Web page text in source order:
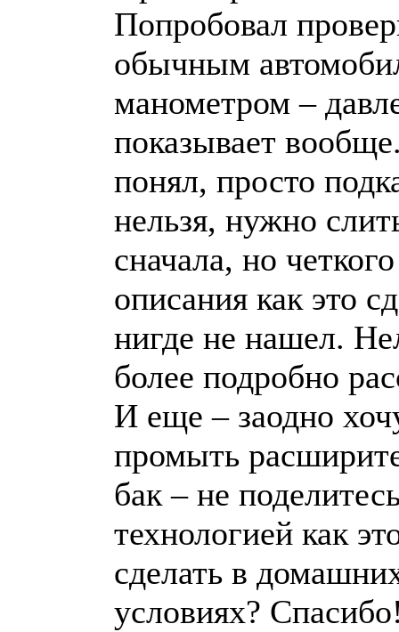
Попробовал
обычным
манометром –
показывает
понял, просто
нельзя, нужно
сначала, но четкого
описания как это
нигде не нашел.
более подробно
И еще – заодно
промыть
бак – не
технологией как
сделать в
условиях?